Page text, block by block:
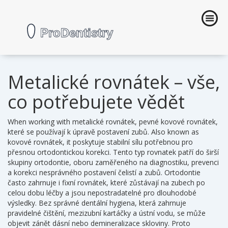
Metalické rovnátek – vše,
co potřebujete vědět
When working with metalické rovnátek, pevné kovové rovnátek,
které se používají k úpravě postavení zubů. Also known as
kovové rovnátek, it poskytuje stabilní sílu potřebnou pro
přesnou ortodontickou korekci. Tento typ rovnatek patří do širší
skupiny ortodontie, oboru zaměřeného na diagnostiku, prevenci
a korekci nesprávného postavení čelistí a zubů. Ortodontie
často zahrnuje i fixní rovnátek, které zůstávají na zubech po
celou dobu léčby a jsou nepostradatelné pro dlouhodobé
výsledky. Bez správné dentální hygiena, která zahrnuje
pravidelné čištění, mezizubní kartáčky a ústní vodu, se může
objevit zánět dásní nebo demineralizace skloviny. Proto